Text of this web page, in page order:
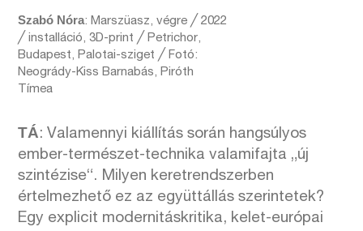
Szabó Nóra: Marszüasz, végre ╱ 2022
╱ installáció, 3D-print ╱ Petrichor,
Budapest, Palotai-sziget ╱ Fotó:
Neogrády-Kiss Barnabás, Piróth
Tímea
TÁ: Valamennyi kiállítás során hangsúlyos
ember-természet-technika valamifajta „új
szintézise“. Milyen keretrendszerben
értelmezhető ez az együttállás szerintetek?
Egy explicit modernitáskritika, kelet-európai